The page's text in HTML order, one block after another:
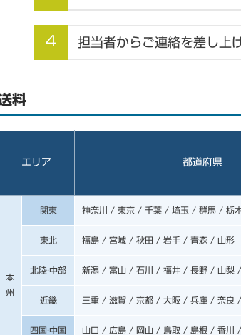
4 担当者からご連絡を差し上
料
エリア 都道府県
本
州
関東 神奈川 / 東京 / 千葉 / 埼玉 / 群馬 / 栃
東北 福島 / 宮城 / 秋田 / 岩手 / 青森 / 山形
北陸·中部 新潟 / 富山 / 石川 / 福井 / 長野 / 山梨
近畿 三重 / 滋賀 / 京都 / 大阪 / 兵庫 / 奈良
四国·中国 山口 / 広島 / 岡山 / 鳥取 / 島根 / 香川